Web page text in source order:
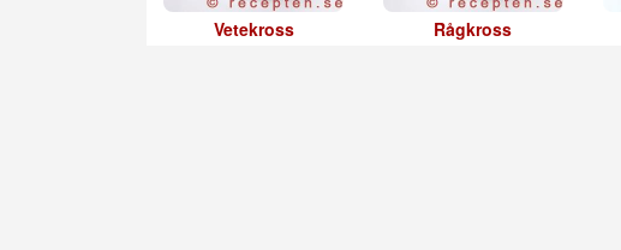
Vetekross Rågkross